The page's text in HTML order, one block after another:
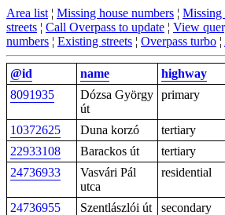
Area list ¦ Missing house numbers ¦ Missing
streets ¦ Call Overpass to update ¦ View
numbers ¦ Existing streets ¦ Overpass turbo ¦
@id name highway
8091935
Dózsa György
út
primary
10372625 Duna korzó tertiary
22933108
Barackos út tertiary
24736933
Vasvári Pál
utca
residential
24736955 Szentlászlói út secondary